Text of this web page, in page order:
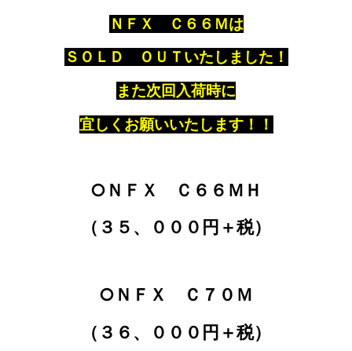
ＮＦＸ Ｃ６６Ｍは
ＳＯＬＤ ＯＵＴいたしました！
また次回入荷時に
宜しくお願いいたします！！
○ＮＦＸ Ｃ６６ＭＨ
（３５、０００円＋税）
○ＮＦＸ Ｃ７０Ｍ
（３６、０００円＋税）